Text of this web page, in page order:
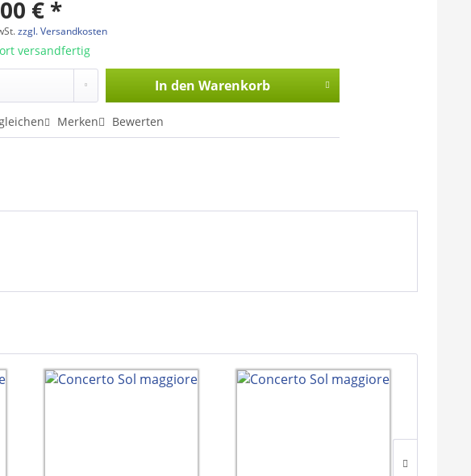
€ *
zzgl. Versandkosten
versandfertig
In den Warenkorb
Merken Bewerten